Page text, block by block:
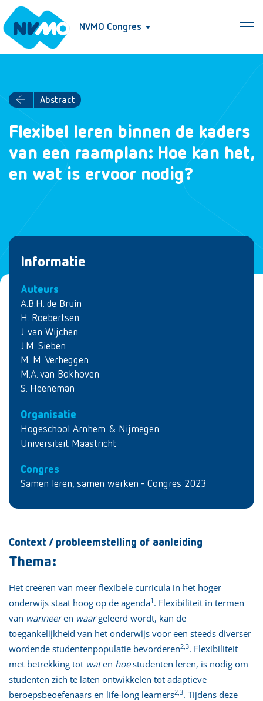
NVMO Congres
Abstract
Flexibel leren binnen de kaders
van een raamplan: Hoe kan het,
en wat is ervoor nodig?
Informatie
Auteurs
A.B.H. de Bruin
H. Roebertsen
J. van Wijchen
J.M. Sieben
M. M. Verheggen
M.A. van Bokhoven
S. Heeneman
Organisatie
Hogeschool Arnhem & Nijmegen
Universiteit Maastricht
Congres
Samen leren, samen werken - Congres 2023
Context / probleemstelling of aanleiding
Thema:
Het creëren van meer flexibele curricula in het hoger
onderwijs staat hoog op de agenda1 . Flexibiliteit in termen
van wanneeren waargeleerd wordt, kan de
toegankelijkheid van het onderwijs voor een steeds diverser
wordende studentenpopulatie bevorderen2,3. Flexibiliteit
met betrekking tot waten hoestudenten leren, is nodig om
studenten zich te laten ontwikkelen tot adaptieve
beroepsbeoefenaars en life-long learners2,3. Tijdens deze